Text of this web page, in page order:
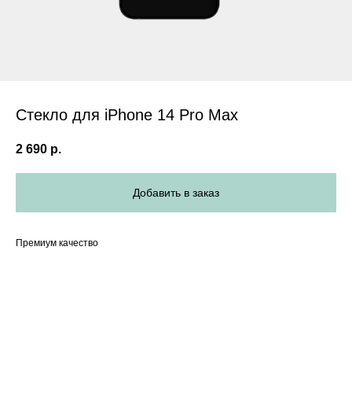
Стекло для iPhone 14 Pro Max
2 690 р.
Добавить в заказ
Премиум качество